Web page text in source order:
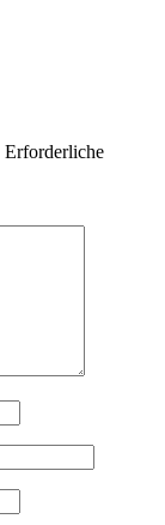
Erforderliche